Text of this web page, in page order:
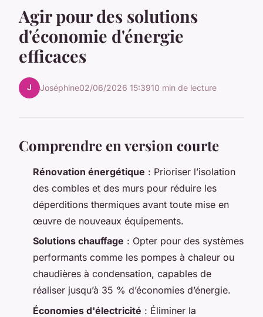
Agir pour des solutions
d'économie d'énergie
efficaces
J Joséphine02/06/2026 15:3910 min de lecture
Comprendre en version courte
Rénovation énergétique : Prioriser l’isolation
des combles et des murs pour réduire les
déperditions thermiques avant toute mise en
œuvre de nouveaux équipements.
Solutions chauffage : Opter pour des systèmes
performants comme les pompes à chaleur ou
chaudières à condensation, capables de
réaliser jusqu’à 35 % d’économies d’énergie.
Économies d'électricité : Éliminer la